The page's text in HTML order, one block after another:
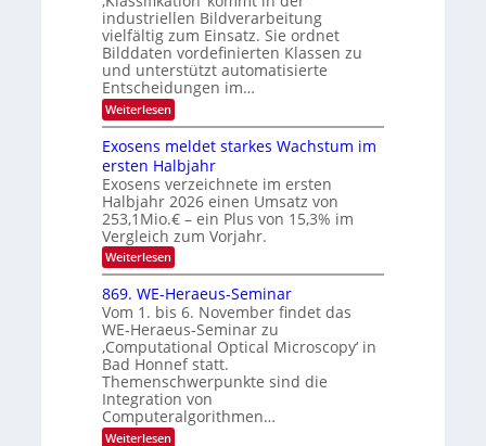
e
c
h
T
a
l
k
s
d
e
r
V
I
S
I
O
N
2
0
2
6
g
z
u
E
l
e
k
t
r
o
n
i
k
-
u
n
d
B
i
l
d
v
industriellen Bildverarbeitung
vielfältig zum Einsatz. Sie ordnet
Bilddaten vordefinierten Klassen zu
und unterstützt automatisierte
Entscheidungen im…
Weiterlesen:
W
n
n
d
i
e
K
I
m
i
t
d
e
n
k
t
Exosens meldet starkes Wachstum im
ersten Halbjahr
Exosens verzeichnete im ersten
Halbjahr 2026 einen Umsatz von
253,1Mio.€ – ein Plus von 15,3% im
Vergleich zum Vorjahr.
Weiterlesen:
E
x
o
s
e
n
s
m
e
l
d
e
869. WE-Heraeus-Seminar
Vom 1. bis 6. November findet das
WE-Heraeus-Seminar zu
‚Computational Optical Microscopy‘ in
Bad Honnef statt.
Themenschwerpunkte sind die
Integration von
Computeralgorithmen…
Weiterlesen: